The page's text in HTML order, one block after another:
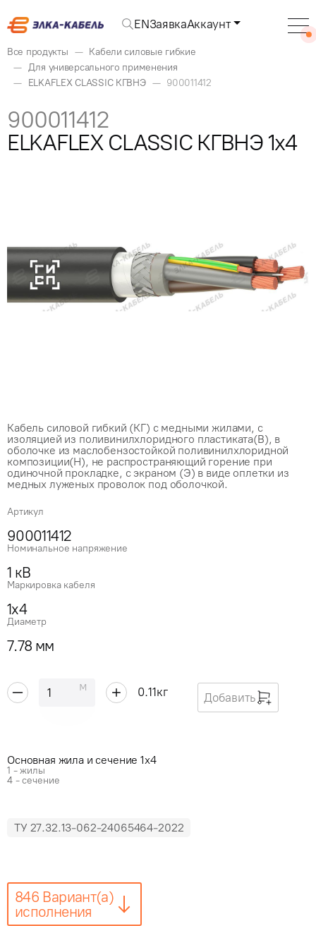
ENЗаявкаАккаунт
Все продукты
Кабели силовые гибкие
Для универсального применения
ELKAFLEX CLASSIC КГВНЭ
900011412
Кабель силовой гибкий (КГ) с медными жилами, с
изоляцией из поливинилхлоридного пластиката(В), в
оболочке из маслобензостойкой поливинилхлоридной
композиции(Н), не распространяющий горение при
одиночной прокладке, с экраном (Э) в виде оплетки из
медных луженых проволок под оболочкой.
Артикул
900011412
Номинальное напряжение
1 кВ
Маркировка кабеля
1x4
Диаметр
7.78 мм
м 0.11кг Добавить
Основная жила и сечение 1x4
1 - жилы
4 - сечение
ТУ 27.32.13-062-24065464-2022
846 Вариант(а)
исполнения
900011412
ELKAFLEX CLASSIC КГВНЭ 1x4